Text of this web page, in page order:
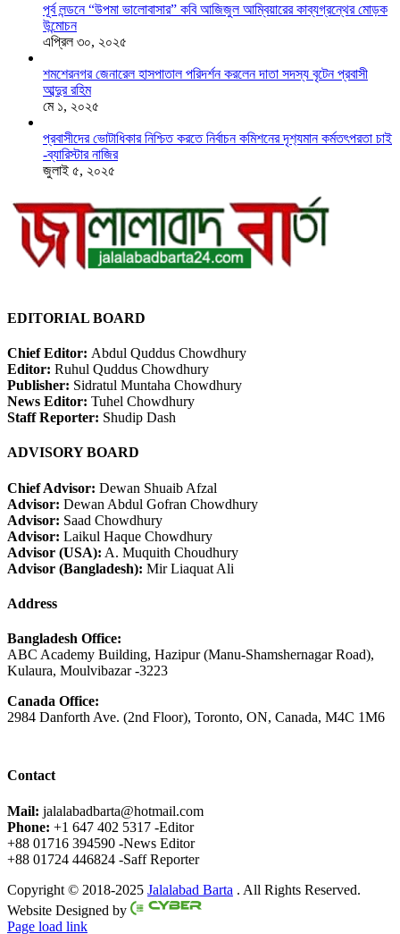
পূর্ব লন্ডনে “উপমা ভালোবাসার” কবি আজিজুল আম্বিয়ারের কাব্যগ্রন্থের মোড়ক
উন্মোচন
এপ্রিল ৩০, ২০২৫
শমশেরনগর জেনারেল হাসপাতাল পরিদর্শন করলেন দাতা সদস্য বৃটেন প্রবাসী
আব্দুর রহিম
মে ১, ২০২৫
প্রবাসীদের ভোটাধিকার নিশ্চিত করতে নির্বাচন কমিশনের দৃশ‍্যমান কর্মতৎপরতা চাই
-ব্যারিস্টার নাজির
জুলাই ৫, ২০২৫
EDITORIAL BOARD
Chief Editor: Abdul Quddus Chowdhury
Editor: Ruhul Quddus Chowdhury
Publisher: Sidratul Muntaha Chowdhury
News Editor: Tuhel Chowdhury
Staff Reporter: Shudip Dash
ADVISORY BOARD
Chief Advisor: Dewan Shuaib Afzal
Advisor: Dewan Abdul Gofran Chowdhury
Advisor: Saad Chowdhury
Advisor: Laikul Haque Chowdhury
Advisor (USA): A. Muquith Choudhury
Advisor (Bangladesh): Mir Liaquat Ali
Address
Bangladesh Office:
ABC Academy Building, Hazipur (Manu-Shamshernagar Road),
Kulaura, Moulvibazar -3223
Canada Office:
2984 Danforth Ave. (2nd Floor), Toronto, ON, Canada, M4C 1M6
Contact
Mail: jalalabadbarta@hotmail.com
Phone: +1 647 402 5317 -Editor
+88 01716 394590 -News Editor
+88 01724 446824 -Saff Reporter
Copyright © 2018-2025 Jalalabad Barta . All Rights Reserved.
Website Designed by
Page load link